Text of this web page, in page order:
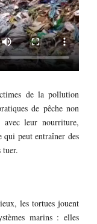
de la pollution
de pêche non
avec leur nourriture,
qui peut entraîner des
tuer.
les tortues jouent
marins : elles